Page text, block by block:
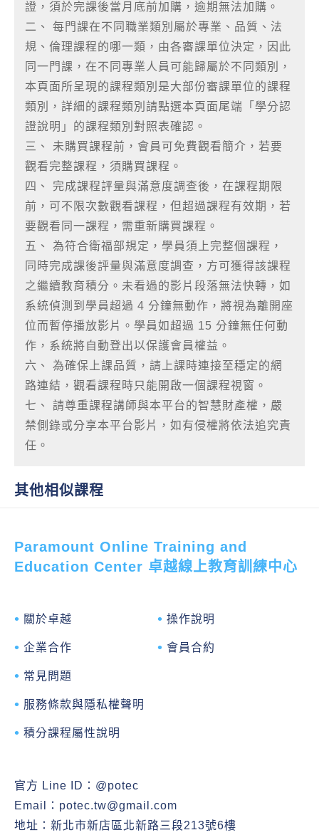
證，須於完課後當月底前加購，逾期無法加購。
二、 每門課在不同職業類別屬於專業、品質、法
規、倫理課程的哪一類，由各審課單位決定，因此
同一門課，在不同專業人員可能歸屬於不同類別，
本頁面所呈現的課程類別是大部份審課單位的課程
類別，詳細的課程類別請點選本頁面尾端「學分認
證說明」的課程類別對照表確認。
三、 未購買課程前，會員可免費觀看簡介，若要
觀看完整課程，須購買課程。
四、 完成課程評量與滿意度調查後，在課程期限
前，可不限次數觀看課程，但超過課程有效期，若
要觀看同一課程，需重新購買課程。
五、 為符合衛福部規定，學員須上完整個課程，
同時完成課後評量與滿意度調查，方可獲得該課程
之繼續教育積分。未看過的影片段落無法快轉，如
系統偵測到學員超過 4 分鐘無動作，將視為離開座
位而暫停播放影片。學員如超過 15 分鐘無任何動
作，系統將自動登出以保護會員權益。
六、 為確保上課品質，請上課時連接至穩定的網
路連結，觀看課程時只能開啟一個課程視窗。
七、 請尊重課程講師與本平台的智慧財產權，嚴
禁側錄或分享本平台影片，如有侵權將依法追究責
任。
其他相似課程
Paramount Online Training and
Education Center 卓越線上教育訓練中心
關於卓越
企業合作
常見問題
操作說明
會員合約
服務條款與隱私權聲明
積分課程屬性說明
官方 Line ID： @potec
Email： potec.tw@gmail.com
地址：新北市新店區北新路三段213號6樓